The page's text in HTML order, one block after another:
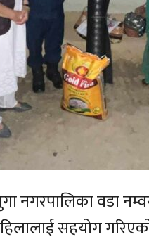
नगरपालिका वडा
सहयोग